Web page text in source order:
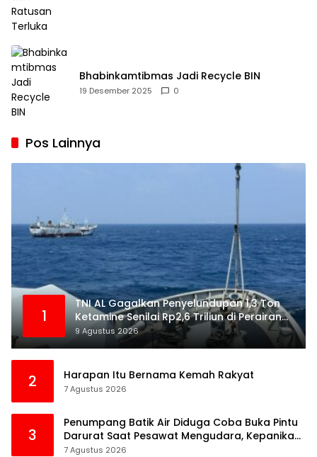
Bhabinkamtibmas Jadi Recycle BIN
19 Desember 2025 0
Pos Lainnya
1
TNI AL Gagalkan Penyelundupan 1,3 Ton
Ketamine Senilai Rp2,6 Triliun di Perairan
Kepri
9 Agustus 2026
2 Harapan Itu Bernama Kemah Rakyat
7 Agustus 2026
3
Penumpang Batik Air Diduga Coba Buka Pintu
Darurat Saat Pesawat Mengudara, Kepanikan
Pecah di Dalam Kabin
7 Agustus 2026